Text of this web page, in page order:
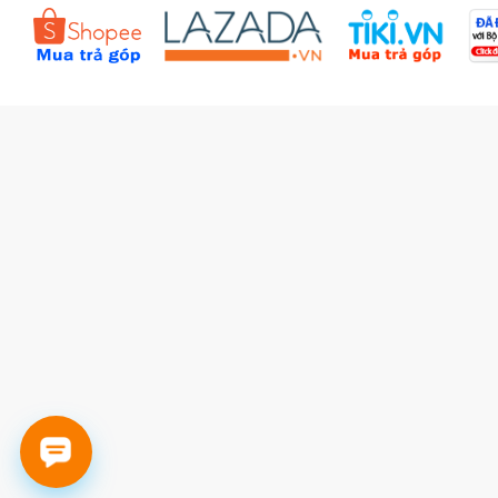
Câu hỏi thường gặp (FAQs)
Kiểm tra đơn hàng
Đặt hàng theo yêu cầu